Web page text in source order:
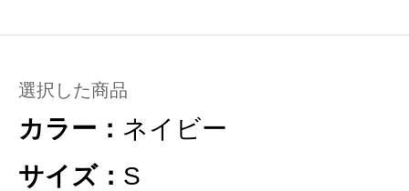
選択した商品
カラー： ネイビー
サイズ： S